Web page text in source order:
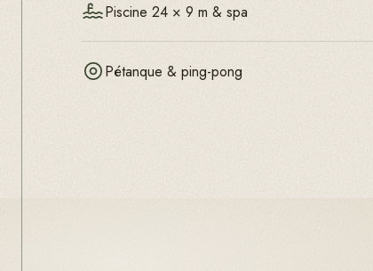
Piscine 24 × 9 m & spa
Pétanque & ping-pong